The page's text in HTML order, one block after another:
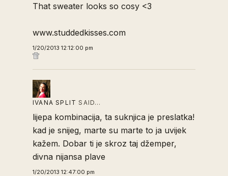
That sweater looks so cosy <3
www.studdedkisses.com
1/20/2013 12:12:00 pm
IVANA SPLIT SAID…
lijepa kombinacija, ta suknjica je preslatka!
kad je snijeg, marte su marte to ja uvijek
kažem. Dobar ti je skroz taj džemper,
divna nijansa plave
1/20/2013 12:47:00 pm